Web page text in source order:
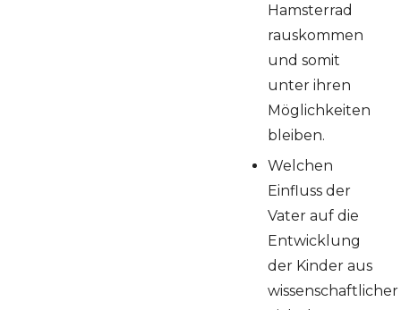
Hamsterrad
rauskommen
und somit
unter ihren
Möglichkeiten
bleiben.
Welchen
Einfluss der
Vater auf die
Entwicklung
der Kinder aus
wissenschaftlicher